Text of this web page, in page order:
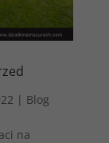
| Blog
na